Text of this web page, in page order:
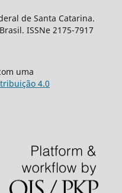
de Santa Catarina.
ISSNe 2175-7917
uma
4.0